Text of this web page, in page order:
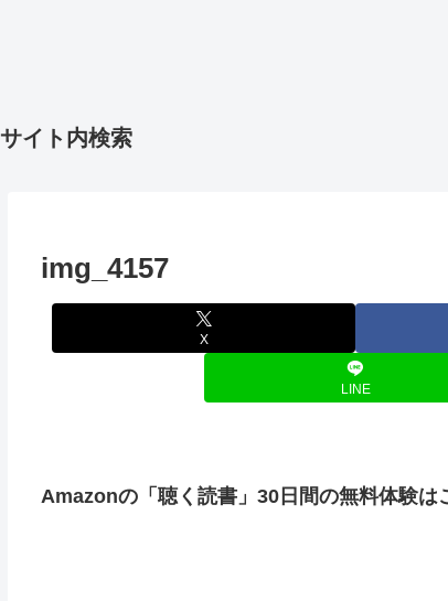
サイト内検索
img_4157
X
LINE
Amazonの「聴く読書」30日間の無料体験は